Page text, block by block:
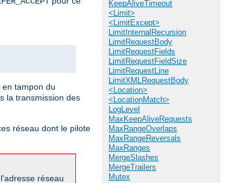
KeepAliveTimeout
<Limit>
<LimitExcept>
LimitInternalRecursion
LimitRequestBody
LimitRequestFields
LimitRequestFieldSize
LimitRequestLine
LimitXMLRequestBody
<Location>
<LocationMatch>
LogLevel
MaxKeepAliveRequests
MaxRangeOverlaps
MaxRangeReversals
MaxRanges
MergeSlashes
MergeTrailers
Mutex
tampon du
la transmission des
réseau dont le pilote
réseau